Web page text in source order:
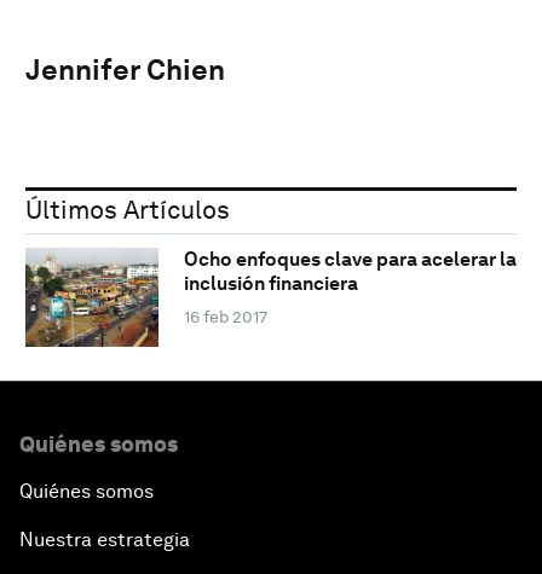
Jennifer Chien
Últimos Artículos
Ocho enfoques clave para acelerar la
inclusión financiera
16 feb 2017
Quiénes somos
Quiénes somos
Nuestra estrategia